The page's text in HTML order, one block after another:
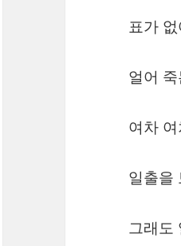
표가
얼어
여차
일출을
그래도